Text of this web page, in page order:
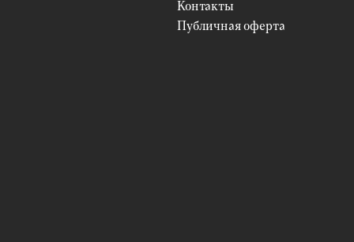
Контакты
Публичная оферта